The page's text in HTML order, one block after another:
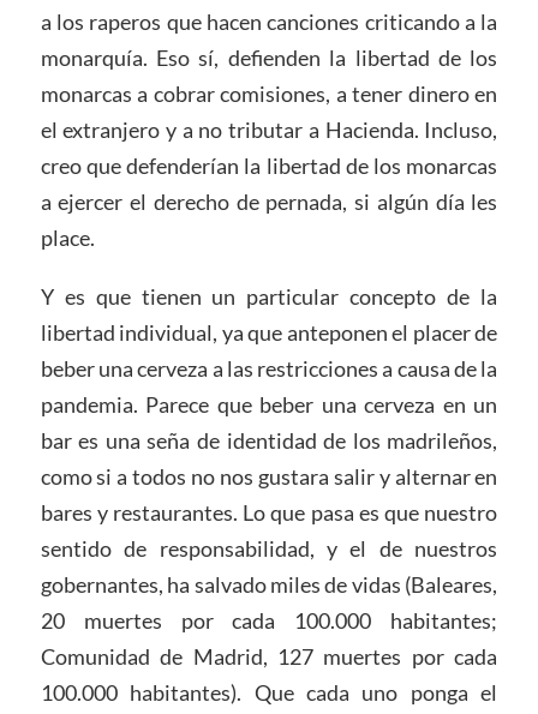
a los raperos que hacen canciones criticando a la
monarquía. Eso sí, defienden la libertad de los
monarcas a cobrar comisiones, a tener dinero en
el extranjero y a no tributar a Hacienda. Incluso,
creo que defenderían la libertad de los monarcas
a ejercer el derecho de pernada, si algún día les
place.
Y es que tienen un particular concepto de la
libertad individual, ya que anteponen el placer de
beber una cerveza a las restricciones a causa de la
pandemia. Parece que beber una cerveza en un
bar es una seña de identidad de los madrileños,
como si a todos no nos gustara salir y alternar en
bares y restaurantes. Lo que pasa es que nuestro
sentido de responsabilidad, y el de nuestros
gobernantes, ha salvado miles de vidas (Baleares,
20 muertes por cada 100.000 habitantes;
Comunidad de Madrid, 127 muertes por cada
100.000 habitantes). Que cada uno ponga el